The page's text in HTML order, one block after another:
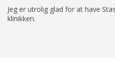
Jeg er utrolig glad for at have
klinikken.